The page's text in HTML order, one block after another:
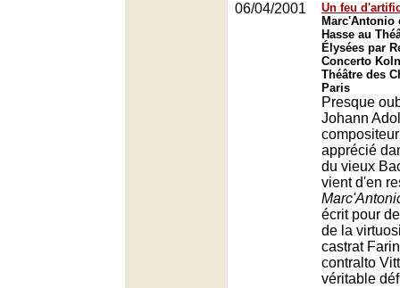
06/04/2001
Un feu
Marc'Antonio
Hasse au
Élysées par
Concerto
Théâtre des
Paris
Presque
Johann
apprécié
du vieux
vient d'en
écrit pour
de la
castrat
contralto
véritable